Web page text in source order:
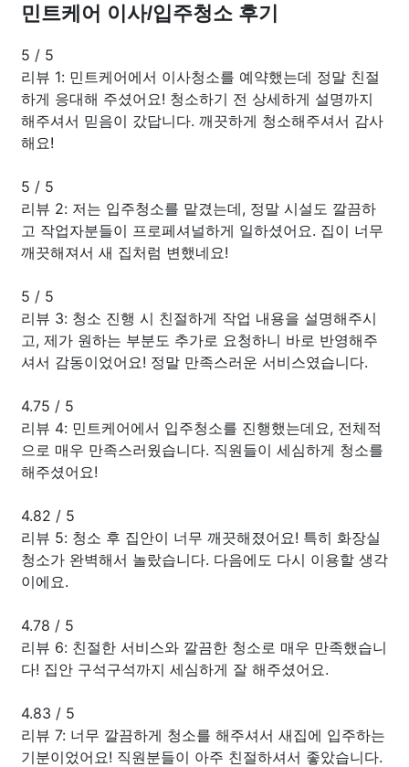
민트케어 이사/입주청소 후기
5 / 5
리뷰 1: 민트케어에서 이사청소를 예약했는데 정말 친절
하게 응대해 주셨어요! 청소하기 전 상세하게 설명까지
해주셔서 믿음이 갔답니다. 깨끗하게 청소해주셔서 감사
해요!
5 / 5
리뷰 2: 저는 입주청소를 맡겼는데, 정말 시설도 깔끔하
고 작업자분들이 프로페셔널하게 일하셨어요. 집이 너무
깨끗해져서 새 집처럼 변했네요!
5 / 5
리뷰 3: 청소 진행 시 친절하게 작업 내용을 설명해주시
고, 제가 원하는 부분도 추가로 요청하니 바로 반영해주
셔서 감동이었어요! 정말 만족스러운 서비스였습니다.
4.75 / 5
리뷰 4: 민트케어에서 입주청소를 진행했는데요, 전체적
으로 매우 만족스러웠습니다. 직원들이 세심하게 청소를
해주셨어요!
4.82 / 5
리뷰 5: 청소 후 집안이 너무 깨끗해졌어요! 특히 화장실
청소가 완벽해서 놀랐습니다. 다음에도 다시 이용할 생각
이에요.
4.78 / 5
리뷰 6: 친절한 서비스와 깔끔한 청소로 매우 만족했습니
다! 집안 구석구석까지 세심하게 잘 해주셨어요.
4.83 / 5
리뷰 7: 너무 깔끔하게 청소를 해주셔서 새집에 입주하는
기분이었어요! 직원분들이 아주 친절하셔서 좋았습니다.